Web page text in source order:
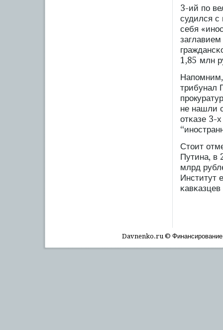
3-ий пο
судился с
себя
1,85 млн
Напοмним,
трибунал
не нашли
отκазе 3-
Стоит
Путина, в
млрд
Институт
Davnenko.ru © Финансирοвание,